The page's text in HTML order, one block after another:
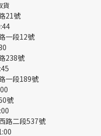
貨
21號
一段12號
238號
一段189號
號
路二段537號